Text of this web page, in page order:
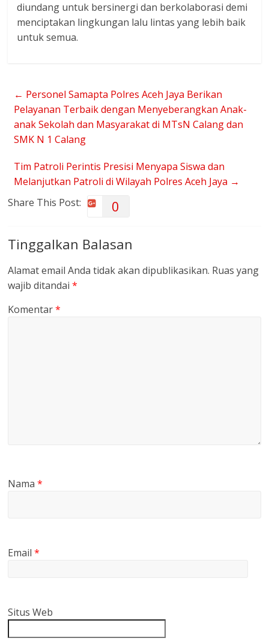
diundang untuk bersinergi dan berkolaborasi demi
menciptakan lingkungan lalu lintas yang lebih baik
untuk semua.
← Personel Samapta Polres Aceh Jaya Berikan
Pelayanan Terbaik dengan Menyeberangkan Anak-
anak Sekolah dan Masyarakat di MTsN Calang dan
SMK N 1 Calang
Tim Patroli Perintis Presisi Menyapa Siswa dan
Melanjutkan Patroli di Wilayah Polres Aceh Jaya →
Share This Post:
0
Tinggalkan Balasan
Alamat email Anda tidak akan dipublikasikan. Ruas yang
wajib ditandai*
Komentar*
Nama*
Email*
Situs Web